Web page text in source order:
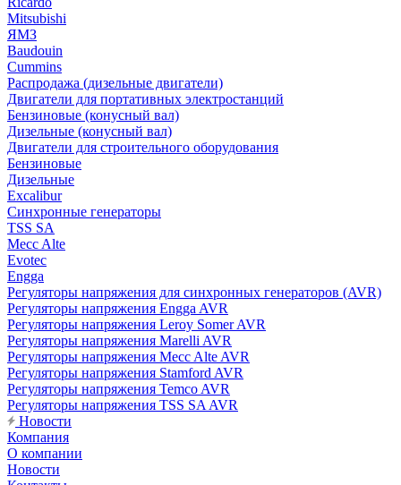
Mitsubishi
ЯМЗ
Baudouin
Cummins
Распродажа (дизельные двигатели)
Двигатели для портативных электростанций
Бензиновые (конусный вал)
Дизельные (конусный вал)
Двигатели для строительного оборудования
Бензиновые
Дизельные
Excalibur
Синхронные генераторы
TSS SA
Mecc Alte
Evotec
Engga
Регуляторы напряжения для синхронных генераторов (AVR)
Регуляторы напряжения Engga AVR
Регуляторы напряжения Leroy Somer AVR
Регуляторы напряжения Marelli AVR
Регуляторы напряжения Mecc Alte AVR
Регуляторы напряжения Stamford AVR
Регуляторы напряжения Temco AVR
Регуляторы напряжения TSS SA AVR
Новости
Компания
О компании
Новости